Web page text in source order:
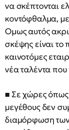
να σκέπτονται
κοντόφθαλμα,
Ομως αυτός
σκέψης είναι
καινοτόμες
νέα ταλέντα
■ Σε χώρες όπως
μεγέθους δεν
διαμόρφωση